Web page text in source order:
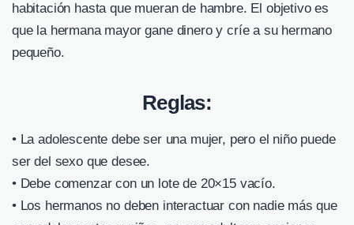
habitación hasta que mueran de hambre. El objetivo es
que la hermana mayor gane dinero y críe a su hermano
pequeño.
Reglas:
• La adolescente debe ser una mujer, pero el niño puede
ser del sexo que desee.
• Debe comenzar con un lote de 20×15 vacío.
• Los hermanos no deben interactuar con nadie más que